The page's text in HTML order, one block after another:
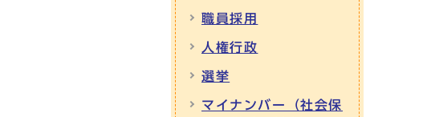
職員採用
人権行政
選挙
マイナンバー（社会保